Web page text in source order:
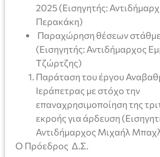
2025 (Εισηγητής:
Περακάκη)
Παραχώρηση θέσεων
(Εισηγητής: Αντιδήμαρχος
Τζώρτζης)
Παράταση του έργου
Ιεράπετρας με στόχο την
επαναχρησιμοποίηση της
εκροής για άρδευση
Αντιδήμαρχος Μιχαήλ
Ο Πρόεδρος Δ.Σ.